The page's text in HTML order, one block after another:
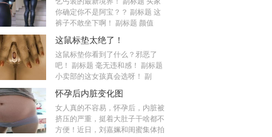
你确定你不是阿宝？？ 副标题 这
裤子不敢坐下啊！ 副标题 颜值
这鼠标垫太绝了！
这鼠标垫你看到了什么？邪恶了
吧！ 副标题 毫无违和感！ 副标题
小卖部的这女孩真会选呀！ 副
怀孕后内脏变化图
女人真的不容易，怀孕后，内脏被
挤压的严重，挺着大肚子干啥都不
方便！近日，刘嘉姵和闺蜜集体拍